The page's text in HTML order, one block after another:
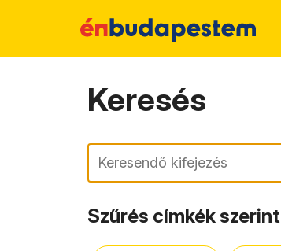
Keresés
Keresés
Szűrés címkék szerint